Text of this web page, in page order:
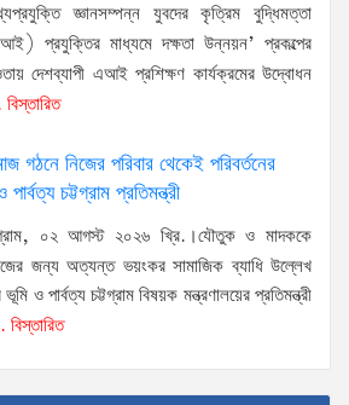
জ্ঞানসম্পন্ন যুবদের কৃত্রিম বুদ্ধিমত্তা
প্রযুক্তির মাধ্যমে দক্ষতা উন্নয়ন’ প্রকল্পের
দেশব্যাপী এআই প্রশিক্ষণ কার্যক্রমের উদ্বোধন
নিজের পরিবার থেকেই পরিবর্তনের
চট্টগ্রাম প্রতিমন্ত্রী
০২ আগস্ট ২০২৬ খ্রি.।যৌতুক ও মাদককে
জন্য অত্যন্ত ভয়ংকর সামাজিক ব্যাধি উল্লেখ
ও পার্বত্য চট্টগ্রাম বিষয়ক মন্ত্রণালয়ের প্রতিমন্ত্রী